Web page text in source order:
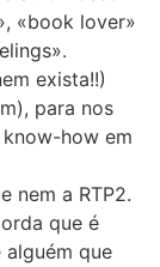
«book lover»
exista!!)
para nos
how em
nem a RTP2.
que é
que